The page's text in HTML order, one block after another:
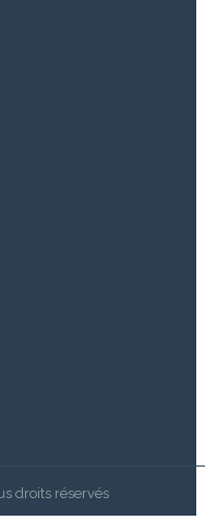
droits réservés